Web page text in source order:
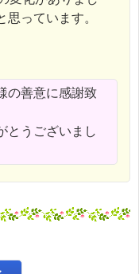
っています。
の善意に感謝致
とうございまし